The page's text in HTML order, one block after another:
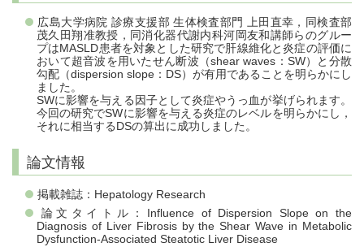
広島大学病院 診療支援部 生体検査部門 上田直幸，同検査部
茂久田翔准教授，同消化器代謝内科河岡友和講師らのグルー
プはMASLD患者を対象とした研究で肝線維化と炎症の評価に
おいて超音波を用いたせん断波（shear waves：SW）と分散
勾配（dispersion slope：DS）が有用であることを明らかにし
ました。
SWに影響を与える因子として炎症やうっ血が挙げられます。
今回の研究でSWに影響を与える炎症のレベルを明らかにし，
それに相当するDSの算出に成功しました。
論文情報
掲載雑誌：Hepatology Research
論文タイトル：Influence of Dispersion Slope on the
Diagnosis of Liver Fibrosis by the Shear Wave in Metabolic
Dysfunction-Associated Steatotic Liver Disease